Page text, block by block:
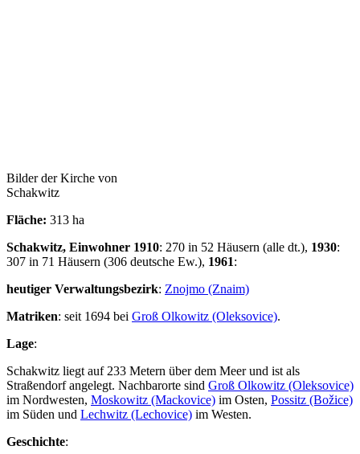
Bilder der Kirche von
Schakwitz
Fläche: 313 ha
Schakwitz, Einwohner 1910: 270 in 52 Häusern (alle dt.), 1930:
307 in 71 Häusern (306 deutsche Ew.), 1961:
heutiger Verwaltungsbezirk: Znojmo (Znaim)
Matriken: seit 1694 bei Groß Olkowitz (Oleksovice).
Lage:
Schakwitz liegt auf 233 Metern über dem Meer und ist als
Straßendorf angelegt. Nachbarorte sind Groß Olkowitz (Oleksovice)
im Nordwesten, Moskowitz (Mackovice) im Osten, Possitz (Božice)
im Süden und Lechwitz (Lechovice) im Westen.
Geschichte: